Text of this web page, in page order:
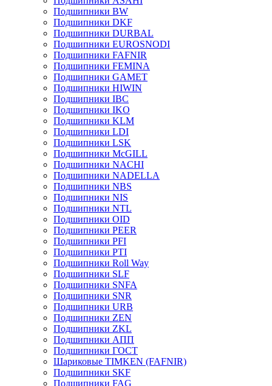
Подшипники BW
Подшипники DKF
Подшипники DURBAL
Подшипники EUROSNODI
Подшипники FAFNIR
Подшипники FEMINA
Подшипники GAMET
Подшипники HIWIN
Подшипники IBC
Подшипники IKO
Подшипники KLM
Подшипники LDI
Подшипники LSK
Подшипники McGILL
Подшипники NACHI
Подшипники NADELLA
Подшипники NBS
Подшипники NIS
Подшипники NTL
Подшипники OID
Подшипники PEER
Подшипники PFI
Подшипники PTI
Подшипники Roll Way
Подшипники SLF
Подшипники SNFA
Подшипники SNR
Подшипники URB
Подшипники ZEN
Подшипники ZKL
Подшипники АПП
Подшипники ГОСТ
Шариковые ТІMKEN (FAFNIR)
Подшипники SKF
Подшипники FAG